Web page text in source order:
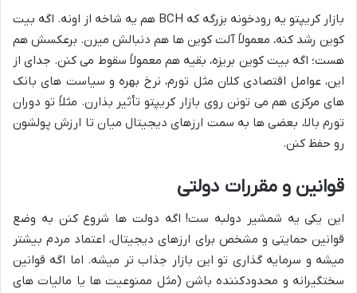
بازار کریپتو یه رودخونه بزرگه که BCH هم یه شاخه از اونه. اگه بیت
کوین رشد کنه، معمولاً آلت کوین ها هم دنبالش میرن. برعکسش هم
هست؛ اگه بیت کوین بریزه، بقیه هم معمولاً سقوط می کنن. جدای از
این، عوامل اقتصادی کلان مثل تورم، نرخ بهره و سیاست های بانک
های مرکزی هم می تونن روی بازار کریپتو تأثیر بذارن. مثلاً تو دوران
تورم بالا، بعضی ها به سمت ارزهای دیجیتال میان تا ارزش پولشون
رو حفظ کنن.
قوانین و مقررات دولتی
این یکی یه شمشیر دولبه ست! اگه دولت ها شروع کنن به وضع
قوانین حمایتی و مشخص برای ارزهای دیجیتال، اعتماد مردم بیشتر
میشه و سرمایه گذاری تو این بازار جذاب تر میشه. اما اگه قوانین
سختگیرانه و محدودکننده باشن (مثل ممنوعیت ها یا مالیات های